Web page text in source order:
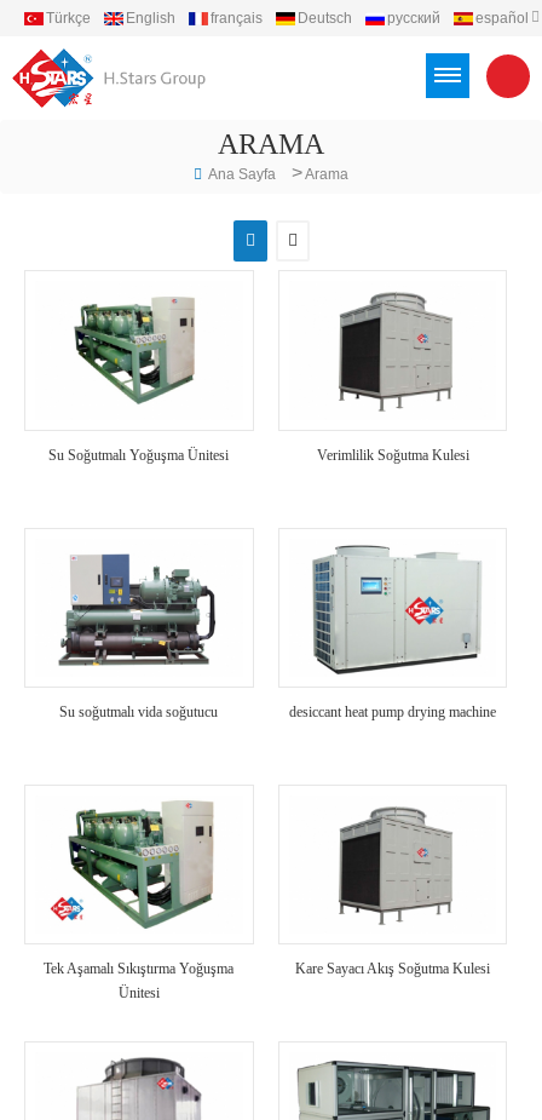
Türkçe English français Deutsch русский
español
ARAMA
Ana Sayfa >Arama
Su Soğutmalı Yoğuşma Ünitesi Verimlilik Soğutma Kulesi
Su soğutmalı vida soğutucu desiccant heat pump drying machine
Tek Aşamalı Sıkıştırma Yoğuşma
Ünitesi
Kare Sayacı Akış Soğutma Kulesi